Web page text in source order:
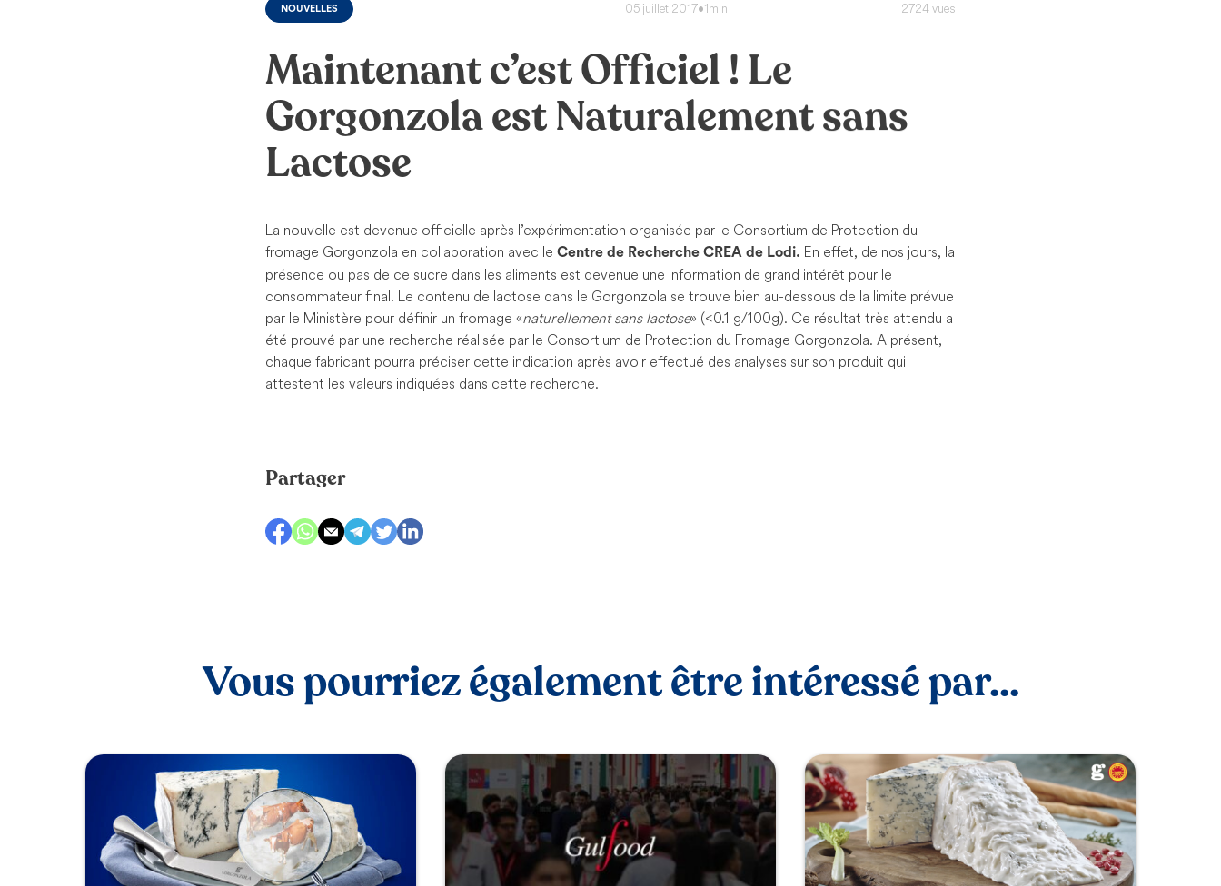
NOUVELLES 05 juillet 2017•1min 2724 vues
Maintenant c’est Officiel ! Le
Gorgonzola est Naturalement sans
Lactose
La nouvelle est devenue officielle après l’expérimentation organisée par le Consortium de Protection du
fromage Gorgonzola en collaboration avec le Centre de Recherche CREA de Lodi. En effet, de nos jours, la
présence ou pas de ce sucre dans les aliments est devenue une information de grand intérêt pour le
consommateur final. Le contenu de lactose dans le Gorgonzola se trouve bien au-dessous de la limite prévue
par le Ministère pour définir un fromage «naturellement sans lactose» (<0.1 g/100g). Ce résultat très attendu a
été prouvé par une recherche réalisée par le Consortium de Protection du Fromage Gorgonzola. A présent,
chaque fabricant pourra préciser cette indication après avoir effectué des analyses sur son produit qui
attestent les valeurs indiquées dans cette recherche.
Partager
Vous pourriez également être intéressé par...